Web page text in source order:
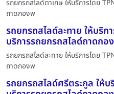
รถยกรถสไลด์ตาเกษ ให้บริการโดย
ถาดกองพ
รถยกรถสไลด์ละทาย ให้บริ
บริการรถยกรถสไลด์ถาดกอง
รถยกรถสไลด์ละทาย ให้บริการโดย
ถาดกองพ
รถยกรถสไลด์ศรีตระกูล ให้